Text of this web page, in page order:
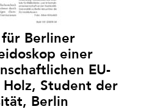
für Berliner
einer
EU-
Student der
Berlin